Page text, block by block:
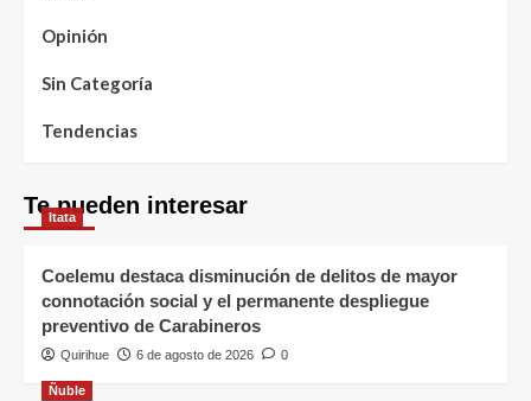
Opinión
Sin Categoría
Tendencias
Te pueden interesar
Itata
Coelemu destaca disminución de delitos de mayor
connotación social y el permanente despliegue
preventivo de Carabineros
Quirihue 6 de agosto de 2026 0
Ñuble